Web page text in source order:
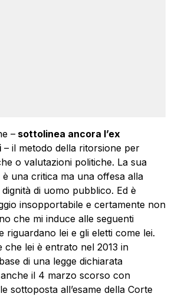
– sottolinea ancora l’ex
– il metodo della ritorsione per
o valutazioni politiche. La sua
una critica ma una offesa alla
di uomo pubblico. Ed è
insopportabile e certamente non
che mi induce alle seguenti
riguardano lei e gli eletti come lei.
che lei è entrato nel 2013 in
di una legge dichiarata
il 4 marzo scorso con
sottoposta all’esame della Corte